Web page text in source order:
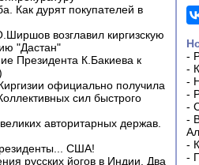
Как дурят покупателей в
возглавил киргизскую
"Дастан"
Президента К.Бакиева к
официально получила
сил быстрого
авторитарных держав.
США!
русских йогов в Индии. Два
-
-
-
-
-
-
-
-